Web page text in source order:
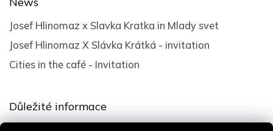
Josef Hlinomaz x Slavka Kratka in Mlady svet
Josef Hlinomaz X Slávka Krátká - invitation
Cities in the café - Invitation
Důležité informace